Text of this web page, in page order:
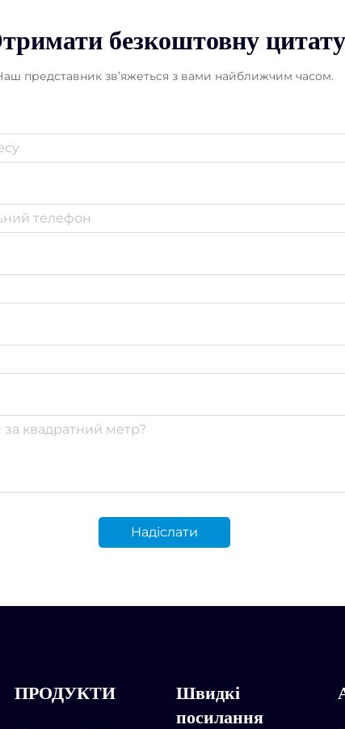
безкоштовну цитату
представник зв’яжеться з вами найближчим часом.
Надіслати
ПРОДУКТИ
Швидкі
посилання